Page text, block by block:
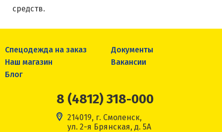
средств.
Спецодежда на заказ
Документы
Наш магазин
Вакансии
Блог
8 (4812) 318-000
214019, г. Смоленск,
ул. 2-я Брянская, д. 5А